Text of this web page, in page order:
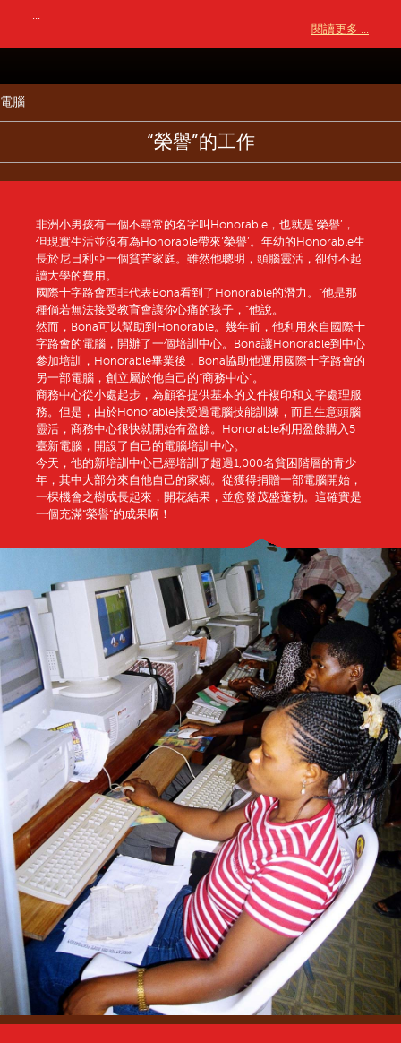
...
閱讀更多 ...
電腦
“榮譽”的工作
非洲小男孩有一個不尋常的名字叫Honorable，也就是‘榮譽’，
但現實生活並沒有為Honorable帶來‘榮譽’。年幼的Honorable生
長於尼日利亞一個貧苦家庭。雖然他聰明，頭腦靈活，卻付不起
讀大學的費用。
國際十字路會西非代表Bona看到了Honorable的潛力。“他是那
種倘若無法接受教育會讓你心痛的孩子，”他說。
然而，Bona可以幫助到Honorable。幾年前，他利用來自國際十
字路會的電腦，開辦了一個培訓中心。Bona讓Honorable到中心
參加培訓，Honorable畢業後，Bona協助他運用國際十字路會的
另一部電腦，創立屬於他自己的“商務中心”。
商務中心從小處起步，為顧客提供基本的文件複印和文字處理服
務。但是，由於Honorable接受過電腦技能訓練，而且生意頭腦
靈活，商務中心很快就開始有盈餘。Honorable利用盈餘購入5
臺新電腦，開設了自己的電腦培訓中心。
今天，他的新培訓中心已經培訓了超過1,000名貧困階層的青少
年，其中大部分來自他自己的家鄉。從獲得捐贈一部電腦開始，
一棵機會之樹成長起來，開花結果，並愈發茂盛蓬勃。這確實是
一個充滿“榮譽”的成果啊！